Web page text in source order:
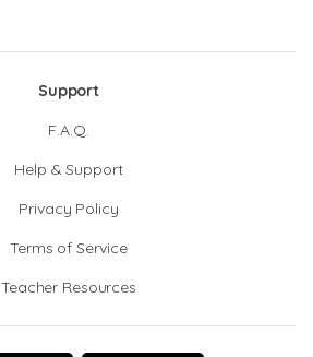
Support
F.A.Q.
Help & Support
Privacy Policy
Terms of Service
Teacher Resources